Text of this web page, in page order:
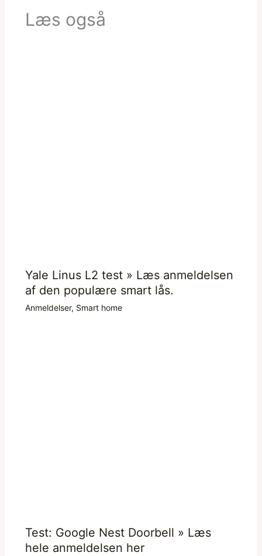
Læs også
Yale Linus L2 test » Læs anmeldelsen
af den populære smart lås.
Anmeldelser, Smart home
Test: Google Nest Doorbell » Læs
hele anmeldelsen her